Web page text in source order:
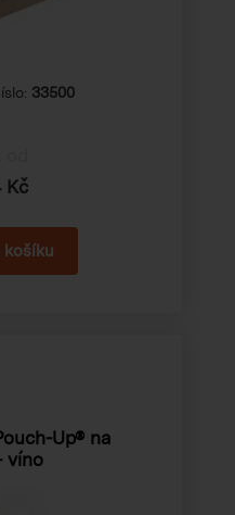
33500
Kč
Up® na
víno